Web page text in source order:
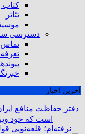
کتاب
تئاتر
دسترسی
تماس
آخرین اخبار
دفتر حفاظت منافع
است که خود
نرفته‌ام؛ قلعه‌نویی